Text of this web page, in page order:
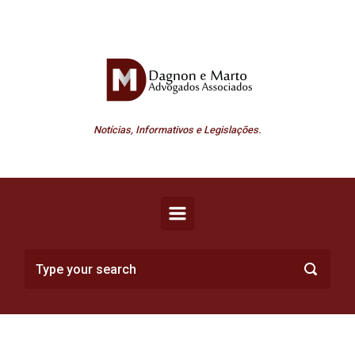
Notícias, Informativos e Legislações.